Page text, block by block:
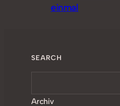
einmal
SEARCH
Archiv